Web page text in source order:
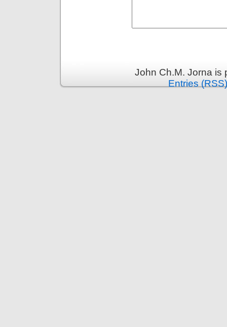
John Ch.M. Jorna
Entries (RSS)